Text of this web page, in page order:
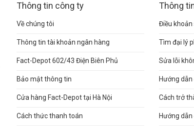
Thông tin công ty
Về chúng tôi
Thông tin tài khoản ngân hàng
Fact-Depot 602/43 Điện Biên Phủ
Bảo mật thông tin
Cửa hàng Fact-Depot tại Hà Nội
Cách thức thanh toán
Thông
Điều khoản
Tìm đại lý
Sửa lỗi
Hướng
Cách trở
Hướng